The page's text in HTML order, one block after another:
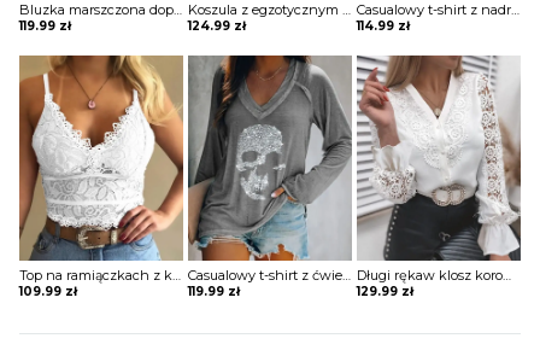
Bluzka marszczona dopasowana obcisła na piersi długie bufiaste rękawy kwadratowy głęboki dekolt bez ramion Varvara
119.99 zł
Koszula z egzotycznym nadrukiem i dekoltem w kształcie litery „lantern” bluzka Wibecke
124.99 zł
Casualowy t-shirt z nadrukiem księżyca Nam
114.99 zł
Top na ramiączkach z koronki gipiurowej bluzka Loekie
109.99 zł
Casualowy t-shirt z ćwiekami długim rękawem Etheline
119.99 zł
Długi rękaw klosz koronka obszycie dekolt V guziki rozpinana elegancka koszula bluzka Danah
129.99 zł